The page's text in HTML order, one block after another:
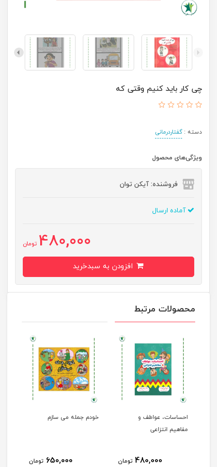
چی کار باید کنیم وقتی که
دسته :گفتاردرمانی
ویژگی‌های محصول
فروشنده: آیکن توان
آماده ارسال
480,000 تومان
محصولات مرتبط
احساسات، عواطف و
مفاهیم انتزاعی
480,000 تومان
خودم جمله می سازم
650,000 تومان